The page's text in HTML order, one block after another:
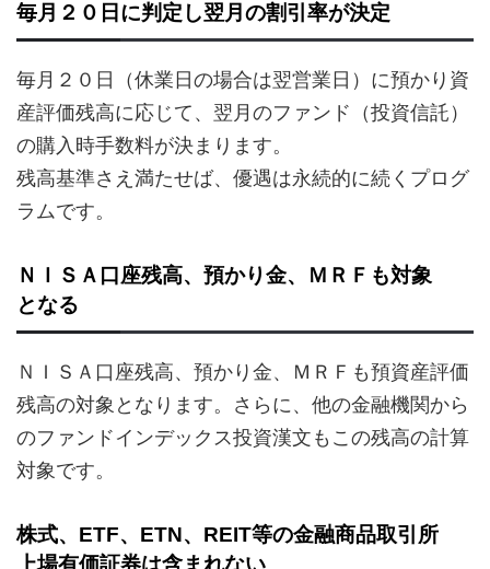
毎月２０日に判定し翌月の割引率が決定
毎月２０日（休業日の場合は翌営業日）に預かり資
産評価残高に応じて、翌月のファンド（投資信託）
の購入時手数料が決まります。
残高基準さえ満たせば、優遇は永続的に続くプログ
ラムです。
ＮＩＳＡ口座残高、預かり金、ＭＲＦも対象
となる
ＮＩＳＡ口座残高、預かり金、ＭＲＦも預資産評価
残高の対象となります。さらに、他の金融機関から
のファンドインデックス投資漢文もこの残高の計算
対象です。
株式、ETF、ETN、REIT等の金融商品取引所
上場有価証券は含まれない